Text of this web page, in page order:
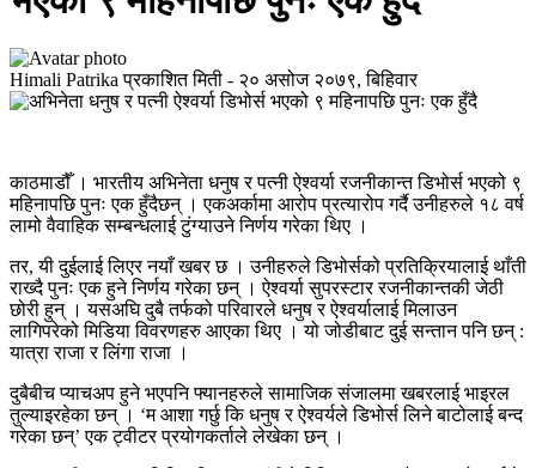
Himali Patrika प्रकाशित मिती - २० असोज २०७९, बिहिवार
काठमाडौँ । भारतीय अभिनेता धनुष र पत्नी ऐश्वर्या रजनीकान्त डिभोर्स भएको ९
महिनापछि पुनः एक हुँदैछन् । एकअर्कामा आरोप प्रत्यारोप गर्दै उनीहरुले १८ वर्ष
लामो वैवाहिक सम्बन्धलाई टुंग्याउने निर्णय गरेका थिए ।
तर, यी दुईलाई लिएर नयाँ खबर छ । उनीहरुले डिभोर्सको प्रतिक्रियालाई थाँती
राख्दै पुनः एक हुने निर्णय गरेका छन् । ऐश्वर्या सुपरस्टार रजनीकान्तकी जेठी
छोरी हुन् । यसअघि दुबै तर्फको परिवारले धनुष र ऐश्वर्यालाई मिलाउन
लागिपरेको मिडिया विवरणहरु आएका थिए । यो जोडीबाट दुई सन्तान पनि छन् :
यात्रा राजा र लिंगा राजा ।
दुबैबीच प्याचअप हुने भएपनि फ्यानहरुले सामाजिक संजालमा खबरलाई भाइरल
तुल्याइरहेका छन् । ‘म आशा गर्छु कि धनुष र ऐश्वर्यले डिभोर्स लिने बाटोलाई बन्द
गरेका छन्’ एक ट्वीटर प्रयोगकर्ताले लेखेका छन् ।